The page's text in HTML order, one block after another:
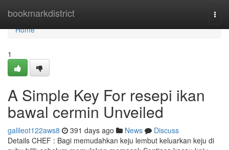
bookmarkdistrict
Home
Home
1
A Simple Key For resepi ikan
bawal cermin Unveiled
galileot122aws8 391 days ago News
Discuss
Details CHEF : Bagi memudahkan keju lembut keluarkan keju di